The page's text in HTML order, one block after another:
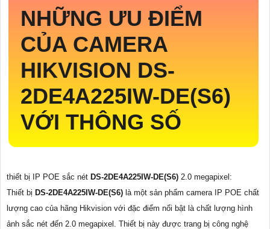
NHỮNG ƯU ĐIỂM
CỦA CAMERA
HIKVISION DS-
2DE4A225IW-DE(S6)
VỚI THÔNG SỐ
thiết bị IP POE sắc nét DS-2DE4A225IW-DE(S6) 2.0 megapixel:
Thiết bị DS-2DE4A225IW-DE(S6) là một sản phẩm camera IP POE chất
lượng cao của hãng Hikvision với đặc điểm nổi bật là chất lượng hình
ảnh sắc nét đến 2.0 megapixel. Thiết bị này được trang bị công nghệ